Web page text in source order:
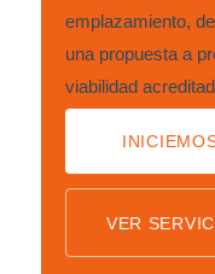
emplazamiento,
una propuesta a
viabilidad
VER